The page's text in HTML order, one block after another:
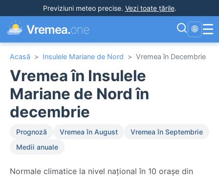
Previziuni meteo precise. Vezi toate țările.
Vremea.one 🌐 ☰
Acasă > Insulele Mariane de Nord > Vremea în Decembrie
Vremea în Insulele
Mariane de Nord în
decembrie
Prognoză Vremea în August
Vremea în Septembrie
Medii anuale
Normale climatice la nivel național în 10 orașe din